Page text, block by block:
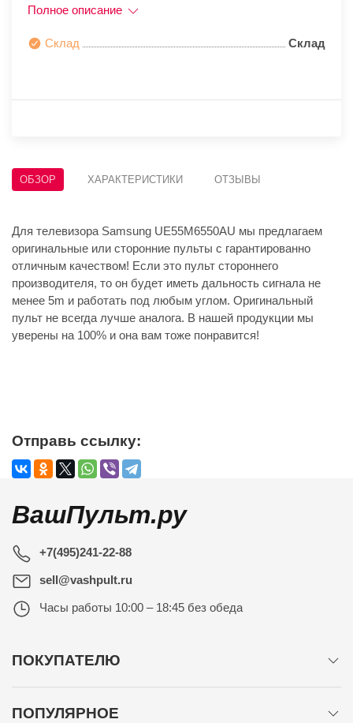
Полное описание
Склад Склад
ОБЗОР ХАРАКТЕРИСТИКИ ОТЗЫВЫ
Для телевизора Samsung UE55M6550AU мы предлагаем
оригинальные или сторонние пульты с гарантированно
отличным качеством! Если это пульт стороннего
производителя, то он будет иметь дальность сигнала не
менее 5m и работать под любым углом. Оригинальный
пульт не всегда лучше аналога. В нашей продукции мы
уверены на 100% и она вам тоже понравится!
Отправь ссылку:
ВашПульт.ру
+7(495)241-22-88
sell@vashpult.ru
Часы работы 10:00 – 18:45 без обеда
ПОКУПАТЕЛЮ
ПОПУЛЯРНОЕ